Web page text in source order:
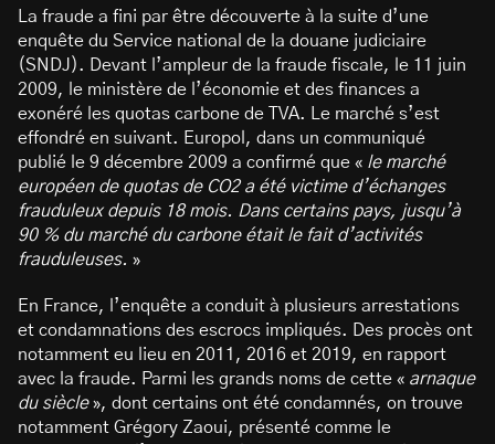
La fraude a fini par être découverte à la suite d’une
enquête du Service national de la douane judiciaire
(SNDJ). Devant l’ampleur de la fraude fiscale, le 11 juin
2009, le ministère de l’économie et des finances a
exonéré les quotas carbone de TVA. Le marché s’est
effondré en suivant. Europol, dans un communiqué
publié le 9 décembre 2009 a confirmé que « le marché
européen de quotas de CO2 a été victime d’échanges
frauduleux depuis 18 mois. Dans certains pays, jusqu’à
90 % du marché du carbone était le fait d’activités
frauduleuses. »
En France, l’enquête a conduit à plusieurs arrestations
et condamnations des escrocs impliqués. Des procès ont
notamment eu lieu en 2011, 2016 et 2019, en rapport
avec la fraude. Parmi les grands noms de cette « arnaque
du siècle», dont certains ont été condamnés, on trouve
notamment Grégory Zaoui, présenté comme le